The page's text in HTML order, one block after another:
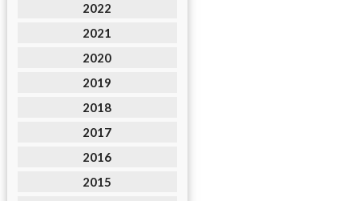
2022
2021
2020
2019
2018
2017
2016
2015